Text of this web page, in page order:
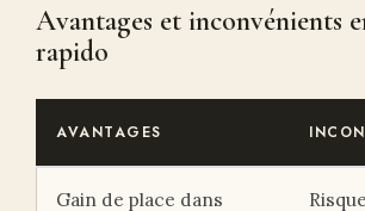
Avantages et inconvénients
rapido
AVANTAGES
Gain de place dans